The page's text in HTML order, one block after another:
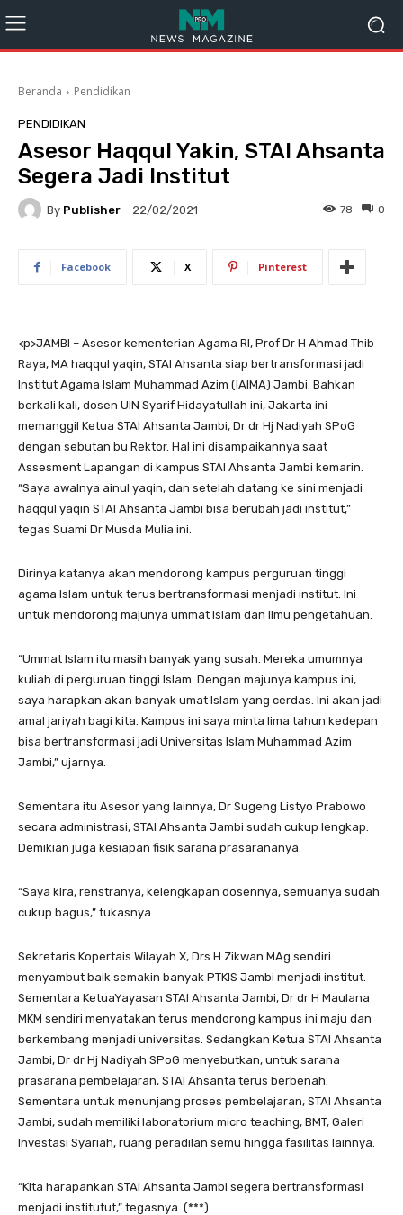
Beranda Pendidikan
PENDIDIKAN
Asesor Haqqul Yakin, STAI Ahsanta
Segera Jadi Institut
By Publisher 22/02/2021 0
78
Facebook X Pinterest
<p>JAMBI – Asesor kementerian Agama RI, Prof Dr H Ahmad Thib
Raya, MA haqqul yaqin, STAI Ahsanta siap bertransformasi jadi
Institut Agama Islam Muhammad Azim (IAIMA) Jambi. Bahkan
berkali kali, dosen UIN Syarif Hidayatullah ini, Jakarta ini
memanggil Ketua STAI Ahsanta Jambi, Dr dr Hj Nadiyah SPoG
dengan sebutan bu Rektor. Hal ini disampaikannya saat
Assesment Lapangan di kampus STAI Ahsanta Jambi kemarin.
“Saya awalnya ainul yaqin, dan setelah datang ke sini menjadi
haqqul yaqin STAI Ahsanta Jambi bisa berubah jadi institut,”
tegas Suami Dr Musda Mulia ini.
Dirinya katanya akan mendorong kampus perguruan tinggi
agama Islam untuk terus bertransformasi menjadi institut. Ini
untuk mendorong majunya ummat Islam dan ilmu pengetahuan.
“Ummat Islam itu masih banyak yang susah. Mereka umumnya
kuliah di perguruan tinggi Islam. Dengan majunya kampus ini,
saya harapkan akan banyak umat Islam yang cerdas. Ini akan jadi
amal jariyah bagi kita. Kampus ini saya minta lima tahun kedepan
bisa bertransformasi jadi Universitas Islam Muhammad Azim
Jambi,” ujarnya.
Sementara itu Asesor yang lainnya, Dr Sugeng Listyo Prabowo
secara administrasi, STAI Ahsanta Jambi sudah cukup lengkap.
Demikian juga kesiapan fisik sarana prasarananya.
“Saya kira, renstranya, kelengkapan dosennya, semuanya sudah
cukup bagus,” tukasnya.
Sekretaris Kopertais Wilayah X, Drs H Zikwan MAg sendiri
menyambut baik semakin banyak PTKIS Jambi menjadi institut.
Sementara KetuaYayasan STAI Ahsanta Jambi, Dr dr H Maulana
MKM sendiri menyatakan terus mendorong kampus ini maju dan
berkembang menjadi universitas. Sedangkan Ketua STAI Ahsanta
Jambi, Dr dr Hj Nadiyah SPoG menyebutkan, untuk sarana
prasarana pembelajaran, STAI Ahsanta terus berbenah.
Sementara untuk menunjang proses pembelajaran, STAI Ahsanta
Jambi, sudah memiliki laboratorium micro teaching, BMT, Galeri
Investasi Syariah, ruang peradilan semu hingga fasilitas lainnya.
“Kita harapankan STAI Ahsanta Jambi segera bertransformasi
menjadi institutut,” tegasnya. (***)